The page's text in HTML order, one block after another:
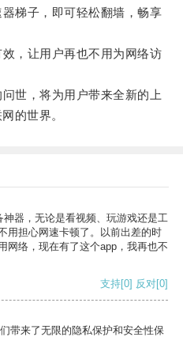
梯子，即可轻松翻墙，畅享
，让用户再也不用为网络访
，将为用户带来全新的上
的世界。
器，无论是看视频、玩游戏还是工
用担心网速卡顿了。以前出差的时
网络，现在有了这个app，我再也不
支持[0] 反对[0]
带来了无限的隐私保护和安全性保